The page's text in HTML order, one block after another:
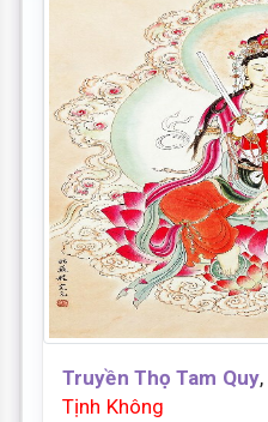
Truyền Thọ Tam Quy,
Tịnh Không